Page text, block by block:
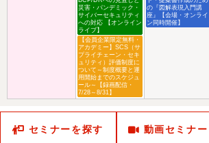
災害・パンデミック・
サイバーセキュリティ
への対応 【オンライン
ライブ】
の『図解表現入門講
座』【会場・オンライ
ン同時開催】
【会員企業限定無料・
アカデミー】SCS（サ
プライチェーン・セキ
ュリティ）評価制度に
ついて～制度概要と運
用開始までのスケジュ
ール～【録画配信・
7/28～8/31】
セミナーを探す 動画セミナー